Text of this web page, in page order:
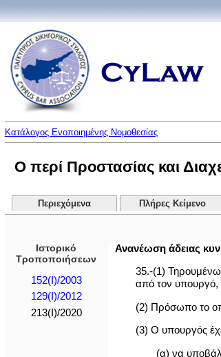
Κατάλογος Ενοποιημένης Νομοθεσίας
Ο περί Προστασίας και
Περιεχόμενα Πλήρες Κείμενο
Ιστορικό
Τροποποιήσεων
152(I)/2003
129(I)/2012
213(I)/2020
Ανανέωση άδειας
35.-(1)
από τον υπουργό,
(2) Πρόσωπο το
(3) Ο υπουργός
(α) να